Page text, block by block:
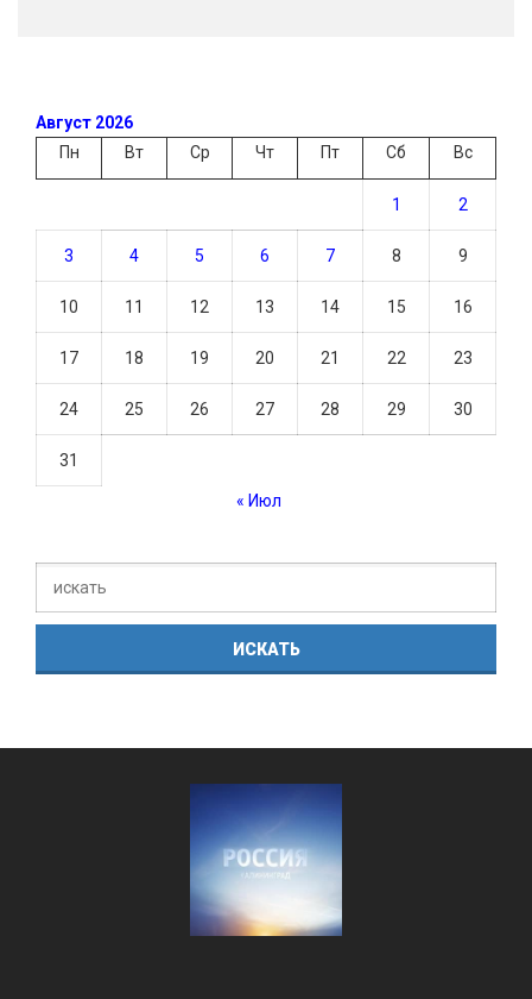
Август 2026
Пн
Вт Ср Чт Пт Сб Вс
1 2
3 4 5 6 7 8 9
10 11 12 13 14 15 16
17 18 19 20 21 22 23
24 25 26 27 28 29 30
31
« Июл